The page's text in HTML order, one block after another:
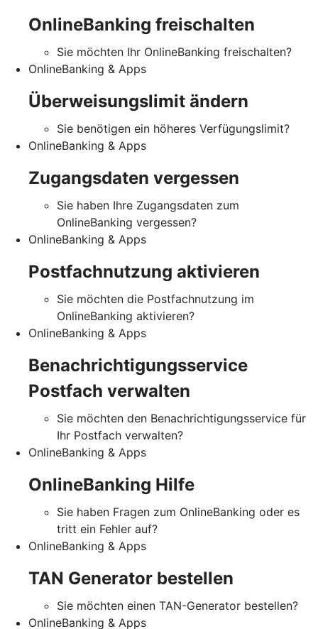
OnlineBanking freischalten
Sie möchten Ihr OnlineBanking freischalten?
OnlineBanking & Apps
Überweisungslimit ändern
Sie benötigen ein höheres Verfügungslimit?
OnlineBanking & Apps
Zugangsdaten vergessen
Sie haben Ihre Zugangsdaten zum
OnlineBanking vergessen?
OnlineBanking & Apps
Postfachnutzung aktivieren
Sie möchten die Postfachnutzung im
OnlineBanking aktivieren?
OnlineBanking & Apps
Benachrichtigungsservice
Postfach verwalten
Sie möchten den Benachrichtigungsservice für
Ihr Postfach verwalten?
OnlineBanking & Apps
OnlineBanking Hilfe
Sie haben Fragen zum OnlineBanking oder es
tritt ein Fehler auf?
OnlineBanking & Apps
TAN Generator bestellen
Sie möchten einen TAN-Generator bestellen?
OnlineBanking & Apps